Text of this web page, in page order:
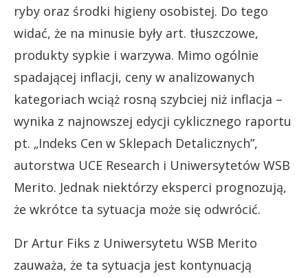
ryby oraz środki higieny osobistej. Do tego
widać, że na minusie były art. tłuszczowe,
produkty sypkie i warzywa. Mimo ogólnie
spadającej inflacji, ceny w analizowanych
kategoriach wciąż rosną szybciej niż inflacja –
wynika z najnowszej edycji cyklicznego raportu
pt. „Indeks Cen w Sklepach Detalicznych”,
autorstwa UCE Research i Uniwersytetów WSB
Merito. Jednak niektórzy eksperci prognozują,
że wkrótce ta sytuacja może się odwrócić.
Dr Artur Fiks z Uniwersytetu WSB Merito
zauważa, że ta sytuacja jest kontynuacją